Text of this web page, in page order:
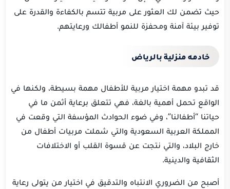
حيث تضمن لك العثور على مربية تتسم بالكفاءة والقدرة على
توفير بيئة آمنة ومحفزة للنمو أطفالك ورعايتهم.
خادمه منزلية بالرياض
قد تبدو مهمة اختيار مربية للأطفال مهمة بسيطة، ولكنها في
الواقع تحمل أهمية بالغة، فهي تتعلق برعاية أثمن ما في
حياتنا “أطفالنا”، وفي ضوء الحوادث المؤسفة التي وقعت في
المملكة العربية السعودية والتي شملت مربيات أطفال من
خارج البلاد، والتي نتجت عن قسوة القلب أو الاختلافات
الثقافية والدينية.
أصبح من الضروري الانتباه والتدقيق في اختيار من يتولى رعاية